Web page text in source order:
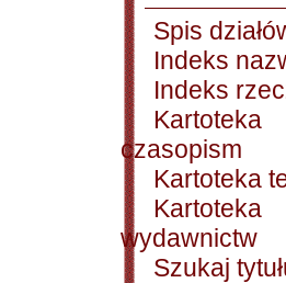
Spis
Indeks
Indeks
Kartoteka
czasopism
Kartoteka
Kartoteka
wydawnictw
Szukaj